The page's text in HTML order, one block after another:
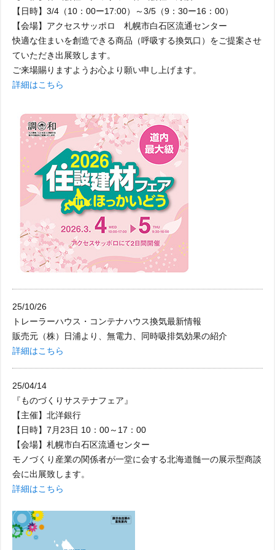
【日時】3/4（10：00ー17:00）～3/5（9：30ー16：00）
【会場】アクセスサッポロ 札幌市白石区流通センター
快適な住まいを創造できる商品（呼吸する換気口）をご提案させ
ていただき出展致します。
ご来場賜りますようお心より願い申し上げます。
詳細はこちら
25/10/26
トレーラーハウス・コンテナハウス換気最新情報
販売元（株）日浦より、無電力、同時吸排気効果の紹介
詳細はこちら
25/04/14
『ものづくりサステナフェア』
【主催】北洋銀行
【日時】7月23日 10：00～17：00
【会場】札幌市白石区流通センター
モノづくり産業の関係者が一堂に会する北海道髄一の展示型商談
会に出展致します。
詳細はこちら